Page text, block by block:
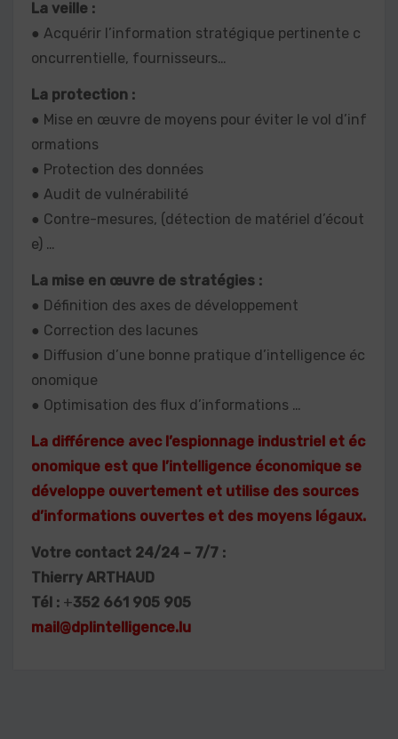
La veille :
● Acquérir l’information stratégique pertinente c
oncurrentielle, fournisseurs…
La protection :
● Mise en œuvre de moyens pour éviter le vol d’inf
ormations
● Protection des données
● Audit de vulnérabilité
● Contre-mesures, (détection de matériel d’écout
e) …
La mise en œuvre de stratégies :
● Définition des axes de développement
● Correction des lacunes
● Diffusion d’une bonne pratique d’intelligence éc
onomique
● Optimisation des flux d’informations …
La différence avec l’espionnage industriel et éc
onomique est que l’intelligence économique se
développe ouvertement et utilise des sources
d’informations ouvertes et des moyens légaux.
Votre contact 24/24 – 7/7 :
Thierry ARTHAUD
Tél : +352 661 905 905
mail@dplintelligence.lu